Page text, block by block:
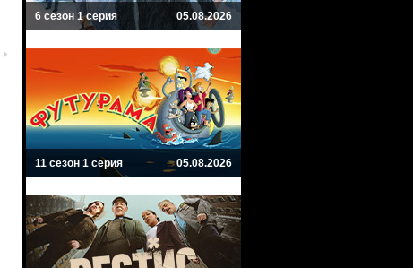
6 сезон 1 серия 05.08.2026
11 сезон 1 серия 05.08.2026